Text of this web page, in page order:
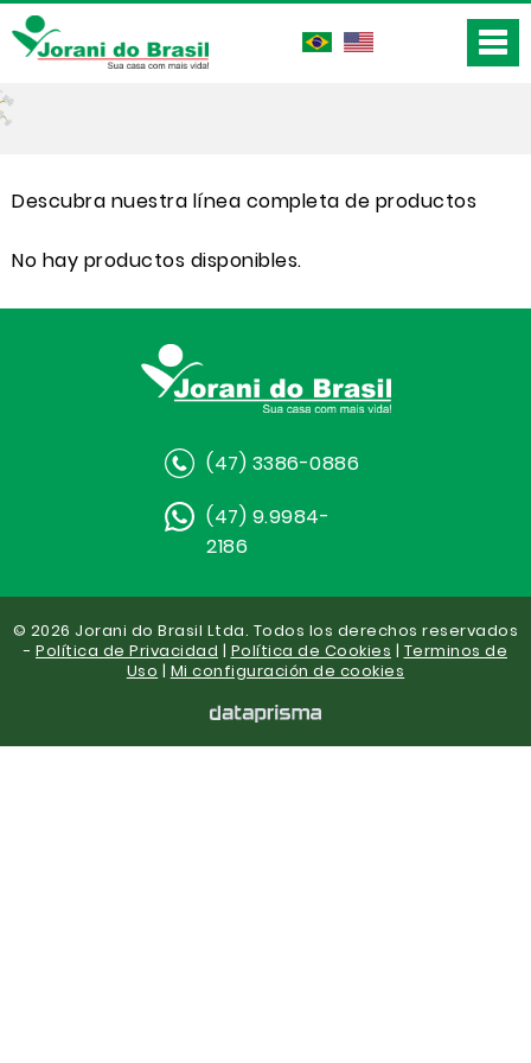
Descubra nuestra línea completa de productos
No hay productos disponibles.
(47) 3386-0886
(47) 9.9984-
2186
© 2026 Jorani do Brasil Ltda. Todos los derechos reservados
- Política de Privacidad | Política de Cookies | Terminos de
Uso | Mi configuración de cookies